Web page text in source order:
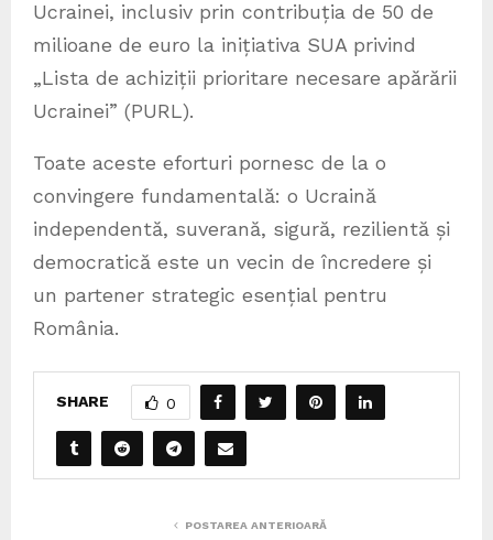
Ucrainei, inclusiv prin contribuția de 50 de
milioane de euro la inițiativa SUA privind
„Lista de achiziții prioritare necesare apărării
Ucrainei” (PURL).
Toate aceste eforturi pornesc de la o
convingere fundamentală: o Ucraină
independentă, suverană, sigură, rezilientă și
democratică este un vecin de încredere și
un partener strategic esențial pentru
România.
SHARE 0
POSTAREA ANTERIOARĂ